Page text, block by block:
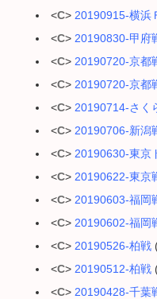
<C> 20190915-横浜
<C> 20190830-甲府
<C> 20190720-京都
<C> 20190720-京都
<C> 20190714-さく
<C> 20190706-新潟
<C> 20190630-東京
<C> 20190622-東京
<C> 20190603-福岡
<C> 20190602-福岡
<C> 20190526-柏戦
<C> 20190512-柏戦
<C> 20190428-千葉